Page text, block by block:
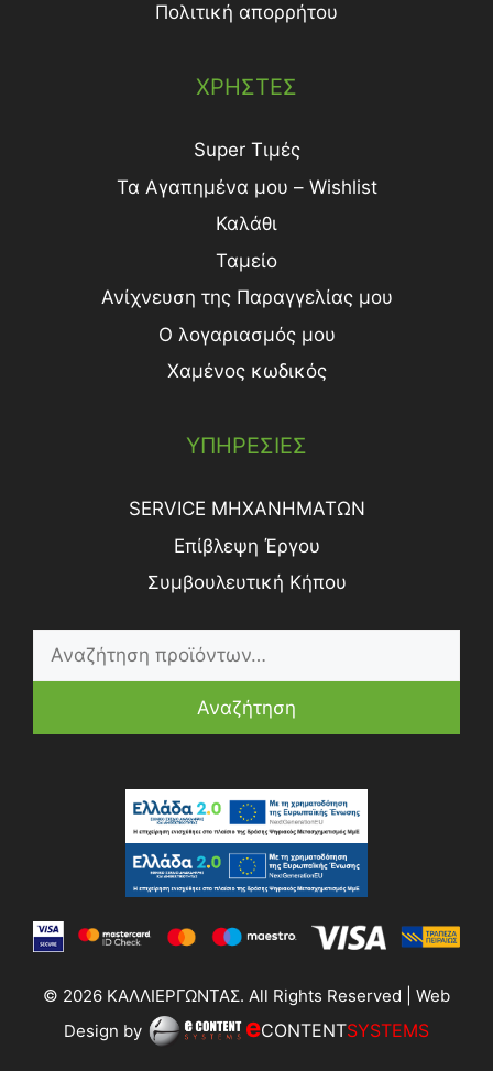
Πολιτική απορρήτου
ΧΡΗΣΤΕΣ
Super Τιμές
Τα Αγαπημένα μου – Wishlist
Καλάθι
Ταμείο
Ανίχνευση της Παραγγελίας μου
Ο λογαριασμός μου
Χαμένος κωδικός
ΥΠΗΡΕΣΙΕΣ
SERVICE ΜΗΧΑΝΗΜΑΤΩΝ
Επίβλεψη Έργου
Συμβουλευτική Κήπου
Αναζήτηση
© 2026 ΚΑΛΛΙΕΡΓΩΝΤΑΣ. All Rights Reserved | Web
Design by
eCONTENTSYSTEMS